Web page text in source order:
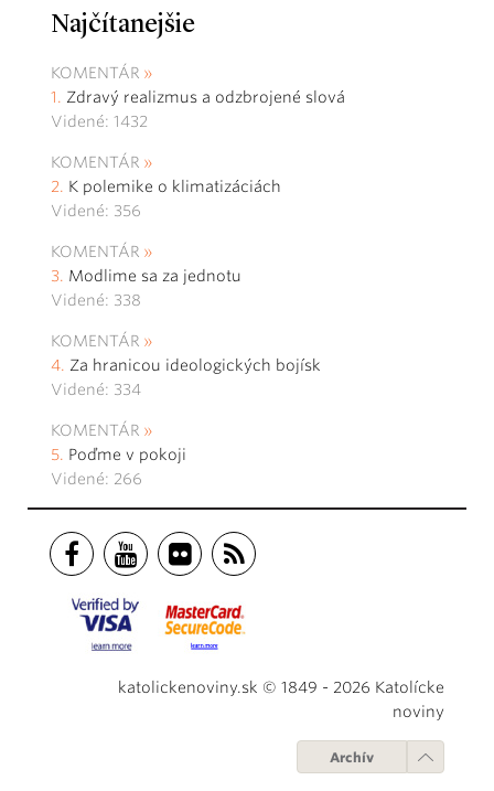
Najčítanejšie
KOMENTÁR
Zdravý realizmus a odzbrojené slová
Videné: 1432
KOMENTÁR
K polemike o klimatizáciách
Videné: 356
KOMENTÁR
Modlime sa za jednotu
Videné: 338
KOMENTÁR
Za hranicou ideologických bojísk
Videné: 334
KOMENTÁR
Poďme v pokoji
Videné: 266
katolickenoviny.sk © 1849 - 2026 Katolícke
noviny
Archív